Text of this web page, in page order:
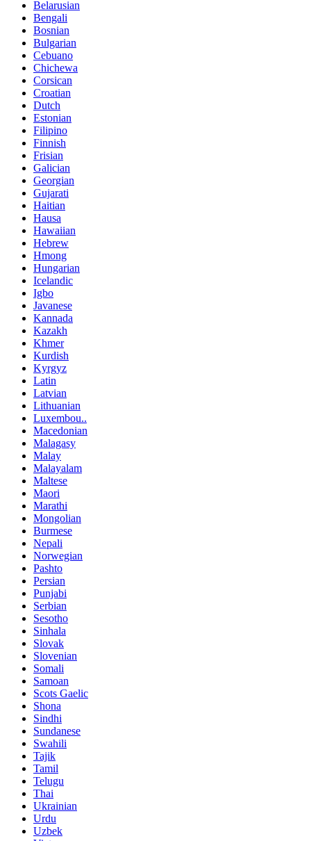
Belarusian
Bengali
Bosnian
Bulgarian
Cebuano
Chichewa
Corsican
Croatian
Dutch
Estonian
Filipino
Finnish
Frisian
Galician
Georgian
Gujarati
Haitian
Hausa
Hawaiian
Hebrew
Hmong
Hungarian
Icelandic
Igbo
Javanese
Kannada
Kazakh
Khmer
Kurdish
Kyrgyz
Latin
Latvian
Lithuanian
Luxembou..
Macedonian
Malagasy
Malay
Malayalam
Maltese
Maori
Marathi
Mongolian
Burmese
Nepali
Norwegian
Pashto
Persian
Punjabi
Serbian
Sesotho
Sinhala
Slovak
Slovenian
Somali
Samoan
Scots Gaelic
Shona
Sindhi
Sundanese
Swahili
Tajik
Tamil
Telugu
Thai
Ukrainian
Urdu
Uzbek